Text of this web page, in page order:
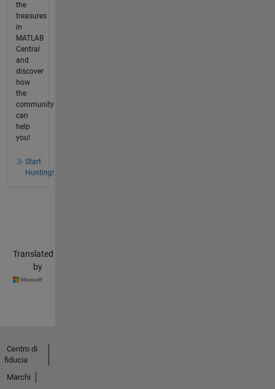
the
treasures
in
MATLAB
Central
and
discover
how
the
community
can
help
you!
Start
Hunting!
Translated
by
Centro di
fiducia
Marchi